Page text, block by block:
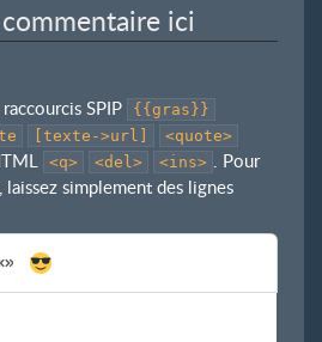
ici
SPIP
{{gras}}
[texte->url]
<quote>
<q> <del> <ins> . Pour
laissez simplement des lignes